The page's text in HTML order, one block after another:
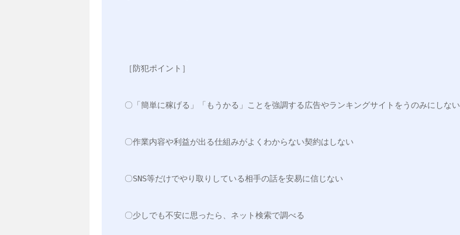
［防犯ポイント］
〇「簡単に稼げる」「もうかる」ことを強調する広告やランキングサイトをうのみにしない
〇作業内容や利益が出る仕組みがよくわからない契約はしない
〇SNS等だけでやり取りしている相手の話を安易に信じない
〇少しでも不安に思ったら、ネット検索で調べる